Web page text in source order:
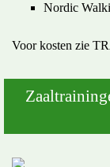
Nordic
Voor kosten zie